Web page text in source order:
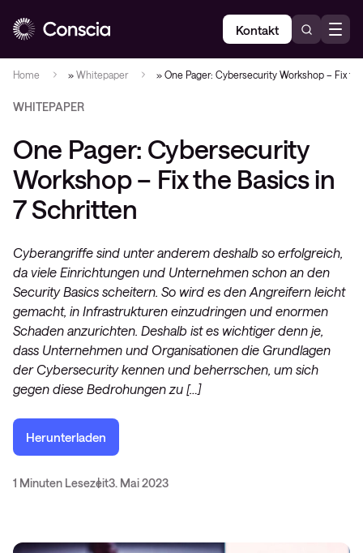
Kontakt
Home » Whitepaper » One Pager: Cybersecurity Workshop – Fix
WHITEPAPER
One Pager: Cybersecurity
Workshop – Fix the Basics in
7 Schritten
Cyberangriffe sind unter anderem deshalb so erfolgreich,
da viele Einrichtungen und Unternehmen schon an den
Security Basics scheitern. So wird es den Angreifern leicht
gemacht, in Infrastrukturen einzudringen und enormen
Schaden anzurichten. Deshalb ist es wichtiger denn je,
dass Unternehmen und Organisationen die Grundlagen
der Cybersecurity kennen und beherrschen, um sich
gegen diese Bedrohungen zu […]
Herunterladen
1 Minuten Lesezeit3. Mai 2023